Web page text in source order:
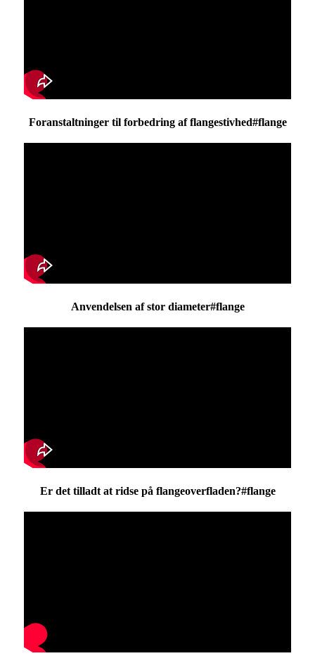
Foranstaltninger til forbedring af flangestivhed#flange
Anvendelsen af ​​stor diameter#flange
Er det tilladt at ridse på flangeoverfladen?#flange